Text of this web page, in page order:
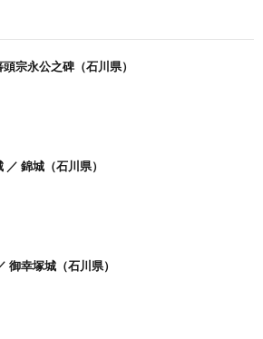
宗永公之碑（石川県）
／ 錦城（石川県）
御幸塚城（石川県）